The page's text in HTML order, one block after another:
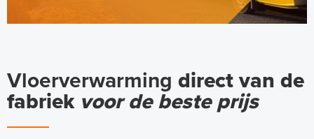
Vloerverwarming direct van de
fabriek voor de beste prijs